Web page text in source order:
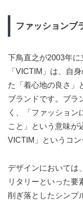
ファッションブ
下鳥直之が2003年
「VICTIM」は、自
た「着心地の良さ」
ブランドです。ブラ
く、「ファッション
こと」という意味が
VICTIM」というコン
デザインにおいては
リタリーといった要
削ぎ落としたシンプ